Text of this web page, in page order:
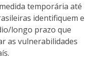
temporária até
identifiquem e
longo prazo que
as vulnerabilidades